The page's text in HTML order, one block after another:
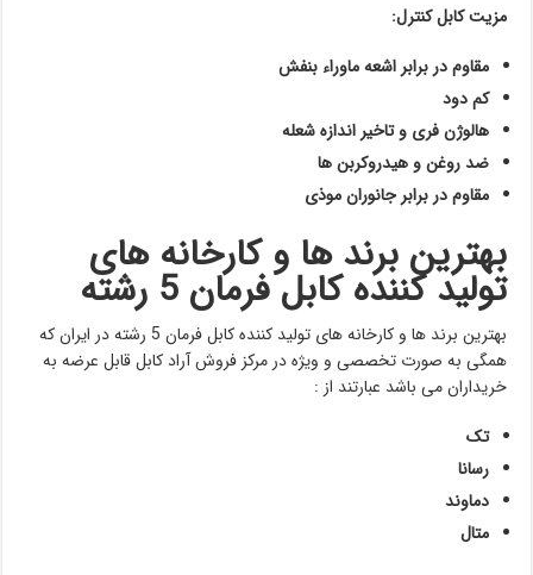
مزیت کابل کنترل:
مقاوم در برابر اشعه ماوراء بنفش
کم دود
هالوژن فری و تاخیر اندازه شعله
ضد روغن و هیدروکربن ها
مقاوم در برابر جانوران موذی
بهترین برند ها و کارخانه های
تولید کننده کابل فرمان 5 رشته
بهترین برند ها و کارخانه های تولید کننده کابل فرمان 5 رشته در ایران که
همگی به صورت تخصصی و ویژه در مرکز فروش آراد کابل قابل عرضه به
خریداران می باشد عبارتند از :
تک
رسانا
دماوند
متال